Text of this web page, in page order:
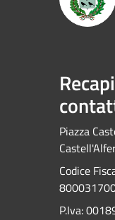
Piazza
Codice
P.Iva: